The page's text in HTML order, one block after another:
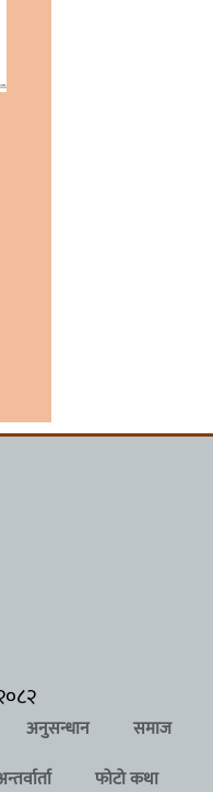
अनुसन्धान
समाज
फोटो कथा